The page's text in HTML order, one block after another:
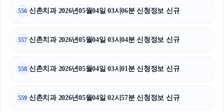
556 신촌치과 2026년05월04일 03시06분 신청정보 신규
557 신촌치과 2026년05월04일 03시04분 신청정보 신규
558 신촌치과 2026년05월04일 03시01분 신청정보 신규
559 신촌치과 2026년05월04일 02시57분 신청정보 신규